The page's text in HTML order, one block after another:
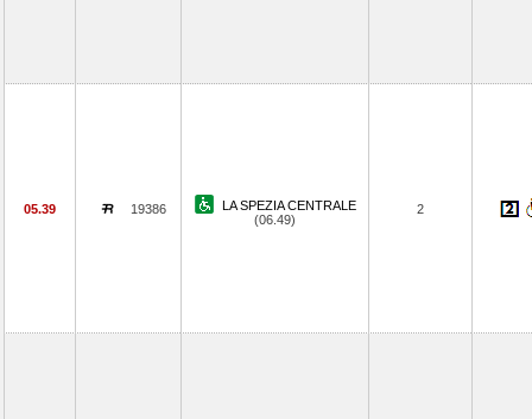
05.39 19386
LA SPEZIA CENTRALE
(06.49)
2